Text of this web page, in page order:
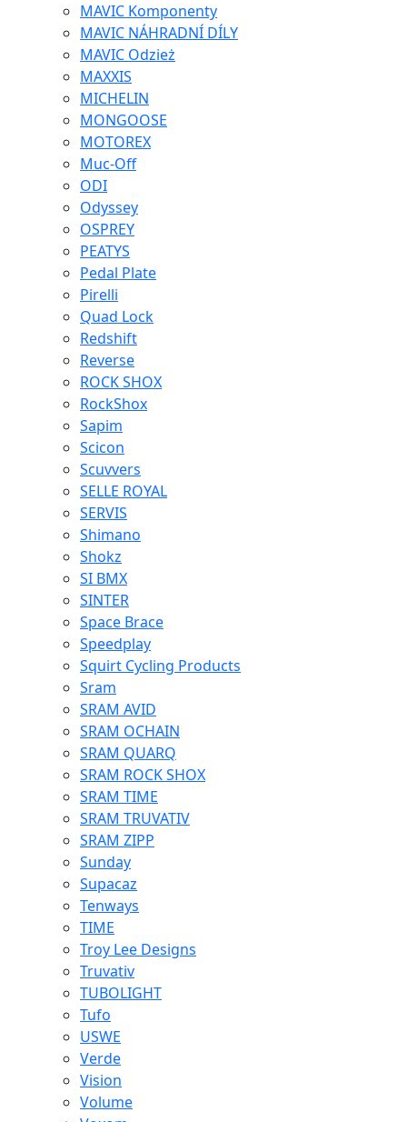
MAVIC Komponenty
MAVIC NÁHRADNÍ DÍLY
MAVIC Odzież
MAXXIS
MICHELIN
MONGOOSE
MOTOREX
Muc-Off
ODI
Odyssey
OSPREY
PEATYS
Pedal Plate
Pirelli
Quad Lock
Redshift
Reverse
ROCK SHOX
RockShox
Sapim
Scicon
Scuvvers
SELLE ROYAL
SERVIS
Shimano
Shokz
SI BMX
SINTER
Space Brace
Speedplay
Squirt Cycling Products
Sram
SRAM AVID
SRAM OCHAIN
SRAM QUARQ
SRAM ROCK SHOX
SRAM TIME
SRAM TRUVATIV
SRAM ZIPP
Sunday
Supacaz
Tenways
TIME
Troy Lee Designs
Truvativ
TUBOLIGHT
Tufo
USWE
Verde
Vision
Volume